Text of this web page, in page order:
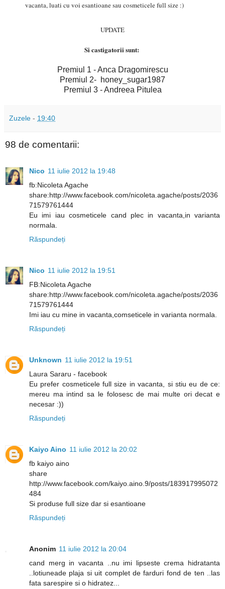
vacanta, luati cu voi esantioane sau cosmeticele full size :)
UPDATE
Si castigatorii sunt:
Premiul 1 - Anca Dragomirescu
Premiul 2- honey_sugar1987
Premiul 3 - Andreea Pitulea
Zuzele - 19:40
98 de comentarii:
Nico 11 iulie 2012 la 19:48
fb:Nicoleta Agache
share:http://www.facebook.com/nicoleta.agache/posts/2036
71579761444
Eu imi iau cosmeticele cand plec in vacanta,in varianta
normala.
Răspundeți
Nico 11 iulie 2012 la 19:51
FB:Nicoleta Agache
share:http://www.facebook.com/nicoleta.agache/posts/2036
71579761444
Imi iau cu mine in vacanta,comseticele in varianta normala.
Răspundeți
Unknown 11 iulie 2012 la 19:51
Laura Sararu - facebook
Eu prefer cosmeticele full size in vacanta, si stiu eu de ce:
mereu ma intind sa le folosesc de mai multe ori decat e
necesar :))
Răspundeți
Kaiyo Aino 11 iulie 2012 la 20:02
fb kaiyo aino
share
http://www.facebook.com/kaiyo.aino.9/posts/183917995072
484
Si produse full size dar si esantioane
Răspundeți
Anonim 11 iulie 2012 la 20:04
cand merg in vacanta ..nu imi lipseste crema hidratanta
..lotiuneade plaja si uit complet de farduri fond de ten ..las
fata sarespire si o hidratez...